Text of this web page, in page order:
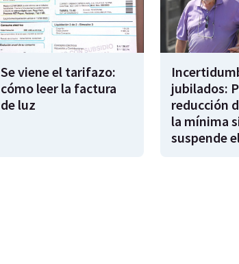
Se viene el tarifazo:
cómo leer la factura
de luz
jubilados:
reducción
la mínima
suspende